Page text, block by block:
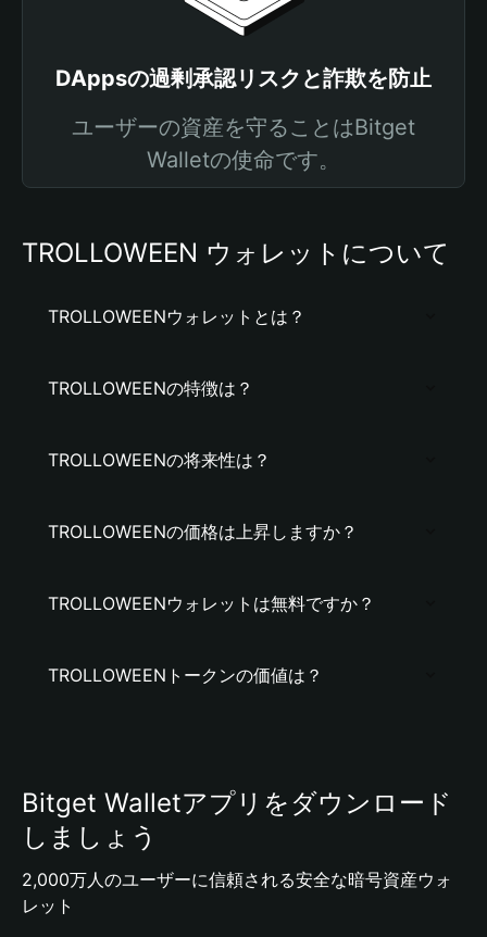
DAppsの過剰承認リスクと詐欺を防止
ユーザーの資産を守ることはBitget
Walletの使命です。
TROLLOWEEN ウォレットについて
TROLLOWEENウォレットとは？
TROLLOWEENの特徴は？
TROLLOWEENの将来性は？
TROLLOWEENの価格は上昇しますか？
TROLLOWEENウォレットは無料ですか？
TROLLOWEENトークンの価値は？
Bitget Walletアプリをダウンロード
しましょう
2,000万人のユーザーに信頼される安全な暗号資産ウォ
レット